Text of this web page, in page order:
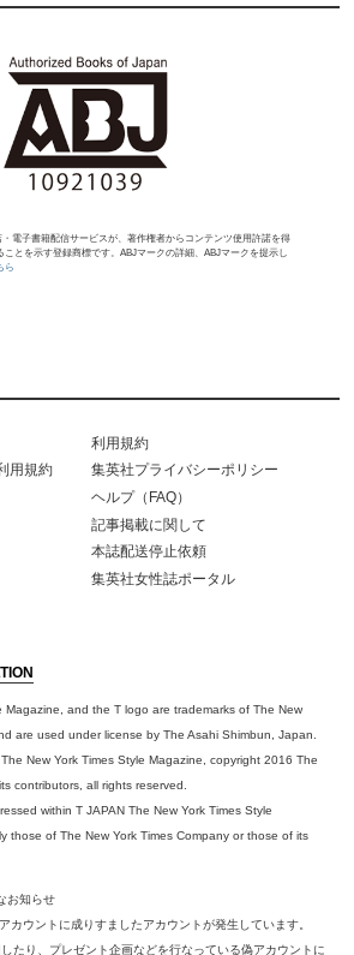
電子書籍配信サービスが、著作権者からコンテンツ使用許諾を得
とを示す登録商標です。ABJマークの詳細、ABJマークを提示し
ら
利用規約
用規約
集英社プライバシーポリシー
ヘルプ（FAQ）
記事掲載に関して
本誌配送停止依頼
集英社女性誌ポータル
Magazine, and the T logo are trademarks of The New
are used under license by The Asahi Shimbun, Japan.
New York Times Style Magazine, copyright 2016 The
contributors, all rights reserved.
within T JAPAN The New York Times Style
those of The New York Times Company or those of its
お知らせ
カウントに成りすましたアカウントが発生しています。
たり、プレゼント企画などを行なっている偽アカウントに